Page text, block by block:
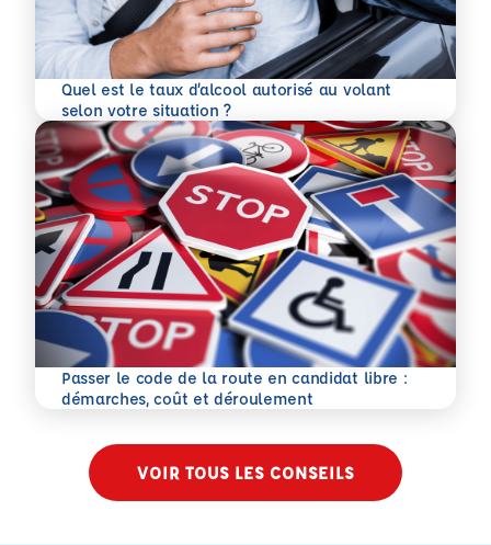
Quel est le taux d’alcool autorisé au volant
selon votre situation ?
En savoir plus
Passer le code de la route en candidat libre :
démarches, coût et déroulement
En savoir plus
VOIR TOUS LES CONSEILS